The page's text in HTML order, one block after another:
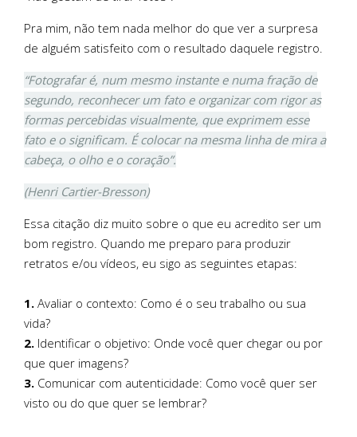
Pra mim, não tem nada melhor do que ver a surpresa
de alguém satisfeito com o resultado daquele registro.
“Fotografar é, num mesmo instante e numa fração de
segundo, reconhecer um fato e organizar com rigor as
formas percebidas visualmente, que exprimem esse
fato e o significam. É colocar na mesma linha de mira a
cabeça, o olho e o coração”.
(Henri Cartier-Bresson)
Essa citação diz muito sobre o que eu acredito ser um
bom registro. Quando me preparo para produzir
retratos e/ou vídeos, eu sigo as seguintes etapas:
1. Avaliar o contexto: Como é o seu trabalho ou sua
vida?
2. Identificar o objetivo: Onde você quer chegar ou por
que quer imagens?
3. Comunicar com autenticidade: Como você quer ser
visto ou do que quer se lembrar?